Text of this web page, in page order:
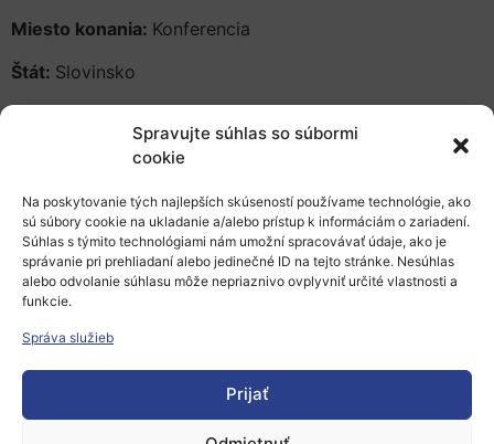
Spravujte súhlas so súbormi
cookie
Na poskytovanie tých najlepších skúseností používame technológie, ako
sú súbory cookie na ukladanie a/alebo prístup k informáciám o zariadení.
Súhlas s týmito technológiami nám umožní spracovávať údaje, ako je
správanie pri prehliadaní alebo jedinečné ID na tejto stránke. Nesúhlas
alebo odvolanie súhlasu môže nepriaznivo ovplyvniť určité vlastnosti a
funkcie.
Správa služieb
Prijať
Miesto konania: Konferencia
Štát: Slovinsko
Srdečne Vás pozývame na konferenciu s názvom –2nd
South East European Conference on Sustainable
Development of Energy, Water and Environment
Systems (SDEWES SEE2016), ktorá sa bude konať od
15. do 18.juna 2016 v mestách Piraň a Portorož v
Slovinsku.
Viac informácii nájdete na týchto stránkach:
http://www.piran2016.sdewes.org